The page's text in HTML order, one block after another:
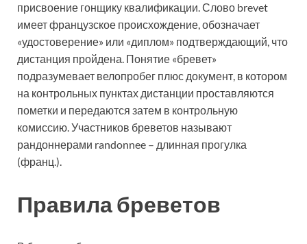
присвоение гонщику квалификации. Слово brevet
имеет французское происхождение, обозначает
«удостоверение» или «диплом» подтверждающий, что
дистанция пройдена. Понятие «бревет»
подразумевает велопробег плюс документ, в котором
на контрольных пунктах дистанции проставляются
пометки и передаются затем в контрольную
комиссию. Участников бреветов называют
рандоннерами randonnee – длинная прогулка
(франц.).
Правила бреветов